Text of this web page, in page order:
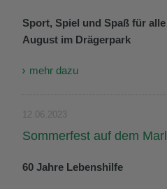
Sport, Spiel und Spaß für
August im Drägerpark
mehr dazu
12.06.2023
Sommerfest auf dem
60 Jahre Lebenshilfe